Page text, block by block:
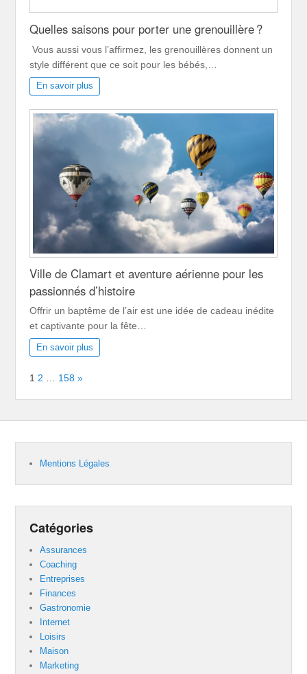
Quelles saisons pour porter une grenouillère ?
Vous aussi vous l’affirmez, les grenouillères donnent un
style différent que ce soit pour les bébés,…
En savoir plus
Ville de Clamart et aventure aérienne pour les
passionnés d’histoire
Offrir un baptême de l’air est une idée de cadeau inédite
et captivante pour la fête…
En savoir plus
Page:
1 2 … 158 Next
»
Mentions Légales
Catégories
Assurances
Coaching
Entreprises
Finances
Gastronomie
Internet
Loisirs
Maison
Marketing